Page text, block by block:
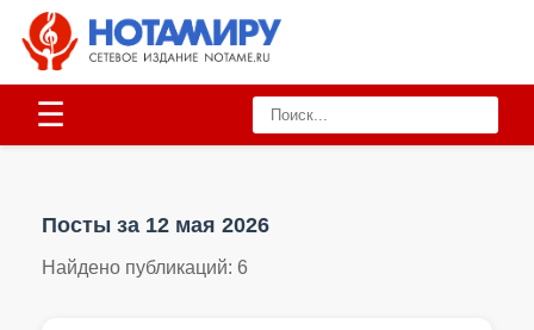
☰
Посты за 12 мая 2026
Найдено публикаций: 6